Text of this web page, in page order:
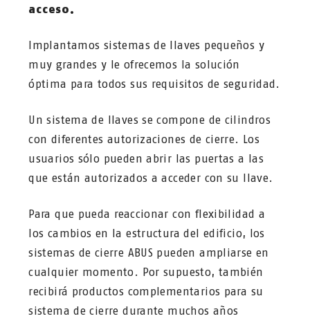
acceso.
Implantamos sistemas de llaves pequeños y
muy grandes y le ofrecemos la solución
óptima para todos sus requisitos de seguridad.
Un sistema de llaves se compone de cilindros
con diferentes autorizaciones de cierre. Los
usuarios sólo pueden abrir las puertas a las
que están autorizados a acceder con su llave.
Para que pueda reaccionar con flexibilidad a
los cambios en la estructura del edificio, los
sistemas de cierre ABUS pueden ampliarse en
cualquier momento. Por supuesto, también
recibirá productos complementarios para su
sistema de cierre durante muchos años